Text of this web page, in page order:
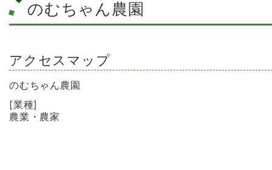
のむちゃん農園
アクセスマップ
のむちゃん農園
[業種]
農業・農家